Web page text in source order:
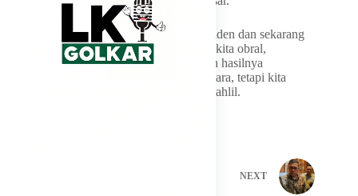
“Sudah saya dapat arahan dari Bapak Presiden dan sekarang
aturannya lagi dibuat. Jadi tidak boleh lagi kita obral,
semuanya harus betul-betul bermanfaat dan hasilnya
dioptimalkan untuk lebih besar kepada negara, tetapi kita
harus juga mengayomi pengusaha,” kata Bahlil.
NEXT